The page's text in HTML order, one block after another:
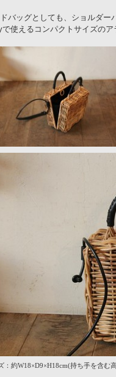
バッグとしても、ショルダー
で使えるコンパクトサイズのア
：約W18×D9×H18cm(持ち手を含む